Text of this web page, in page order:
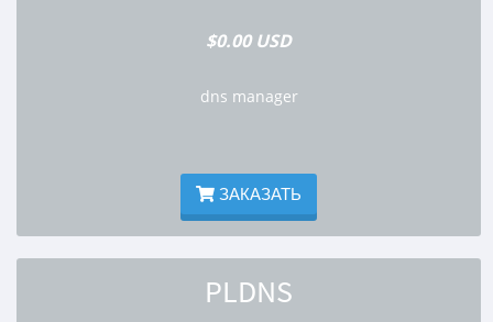
$0.00 USD
dns manager
ЗАКАЗАТЬ
PLDNS